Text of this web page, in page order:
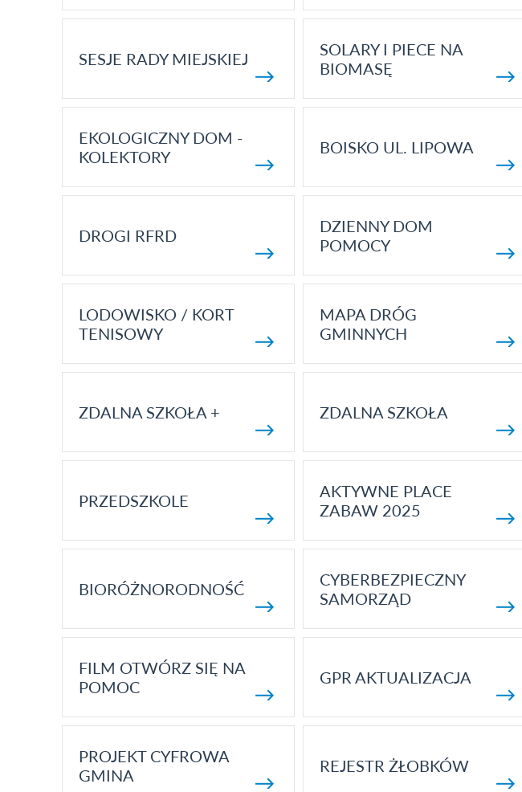
SESJE RADY MIEJSKIEJ
SOLARY I PIECE NA
BIOMASĘ
EKOLOGICZNY DOM -
KOLEKTORY
BOISKO UL. LIPOWA
DROGI RFRD
DZIENNY DOM
POMOCY
LODOWISKO / KORT
TENISOWY
MAPA DRÓG
GMINNYCH
ZDALNA SZKOŁA + ZDALNA SZKOŁA
PRZEDSZKOLE
AKTYWNE PLACE
ZABAW 2025
BIORÓŻNORODNOŚĆ
CYBERBEZPIECZNY
SAMORZĄD
FILM OTWÓRZ SIĘ NA
POMOC
GPR AKTUALIZACJA
PROJEKT CYFROWA
GMINA
REJESTR ŻŁOBKÓW